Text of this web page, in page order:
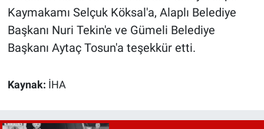
Kaymakamı Selçuk Köksal'a, Alaplı Belediye
Başkanı Nuri Tekin'e ve Gümeli Belediye
Başkanı Aytaç Tosun'a teşekkür etti.
Kaynak: İHA